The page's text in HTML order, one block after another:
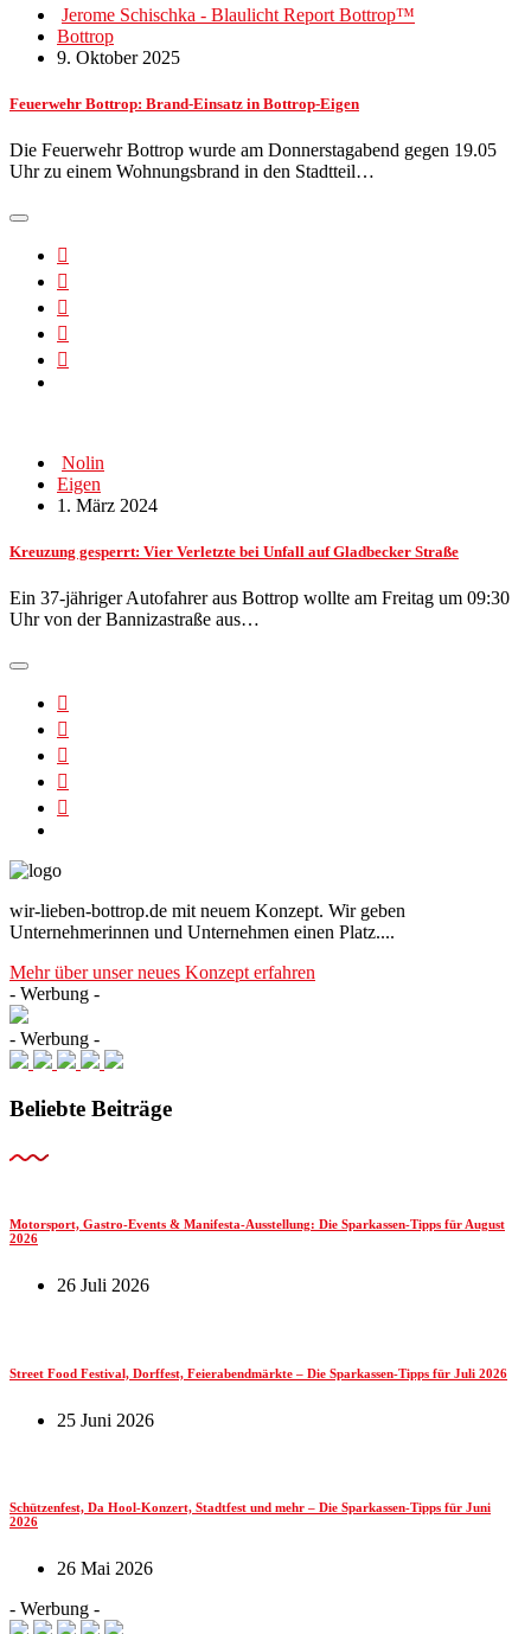
Jerome Schischka - Blaulicht Report Bottrop™
Bottrop
9. Oktober 2025
Feuerwehr Bottrop: Brand-Einsatz in Bottrop-Eigen
Die Feuerwehr Bottrop wurde am Donnerstagabend gegen 19.05
Uhr zu einem Wohnungsbrand in den Stadtteil…
Nolin
Eigen
1. März 2024
Kreuzung gesperrt: Vier Verletzte bei Unfall auf Gladbecker Straße
Ein 37-jähriger Autofahrer aus Bottrop wollte am Freitag um 09:30
Uhr von der Bannizastraße aus…
wir-lieben-bottrop.de mit neuem Konzept. Wir geben
Unternehmerinnen und Unternehmen einen Platz....
Mehr über unser neues Konzept erfahren
- Werbung -
- Werbung -
Beliebte Beiträge
Motorsport, Gastro-Events & Manifesta-Ausstellung: Die Sparkassen-Tipps für August
2026
26 Juli 2026
Street Food Festival, Dorffest, Feierabendmärkte – Die Sparkassen-Tipps für Juli 2026
25 Juni 2026
Schützenfest, Da Hool-Konzert, Stadtfest und mehr – Die Sparkassen-Tipps für Juni
2026
26 Mai 2026
- Werbung -